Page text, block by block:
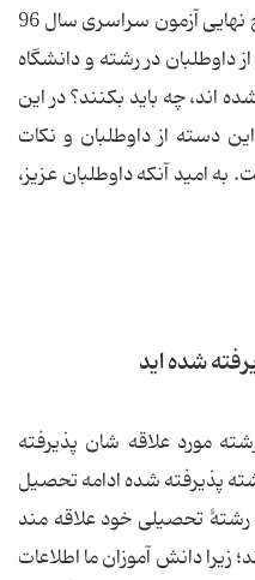
می خواهیم بگوییم اکنون که نتایج نهایی آزمون سراسری سال 96
در رشته و دانشگاه
اند، چه باید بکنند؟ در این
دسته از داوطلبان و نکات
امید آنکه داوطلبان عزیز،
شده اید
مورد علاقه شان پذیرفته
پذیرفته شده ادامه تحصیل
رشتۀ تحصیلی خود علاقه مند
زیرا دانش آموزان ما اطلاعات